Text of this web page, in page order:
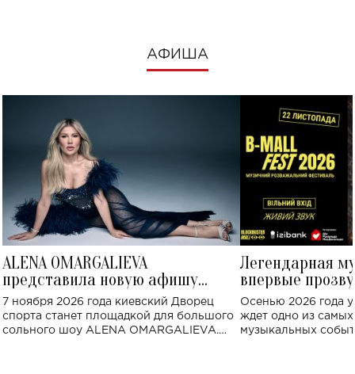
АФИША
ALENA OMARGALIEVA
представила новую афишу
большого концерта во Дворце
спорта
7 ноября 2026 года киевский Дворец
спорта станет площадкой для большого
сольного шоу ALENA OMARGALIEVA.
Легендарная
впервые
Украине: где
Осенью 2026 года
ждет одно из
музыкальных